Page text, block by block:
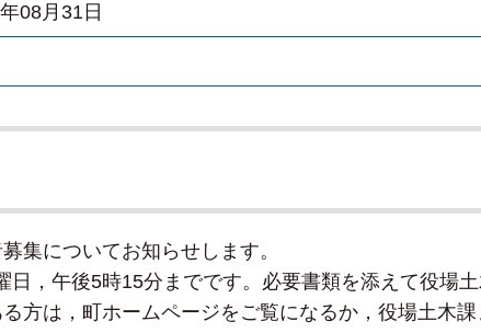
08月31日
集についてお知らせします。
，午後5時15分までです。必要書類を添えて役場土
方は，町ホームページをご覧になるか，役場土木課